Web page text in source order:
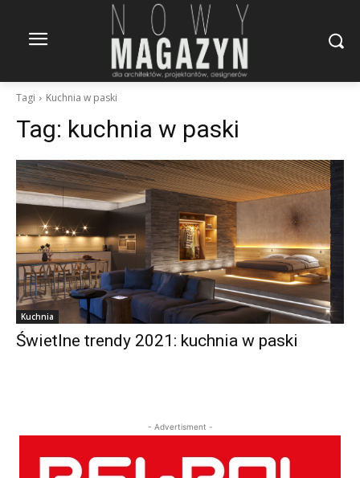
Tagi Kuchnia w paski
Tag: kuchnia w paski
Kuchnia
Świetlne trendy 2021: kuchnia w paski
- Advertisment -